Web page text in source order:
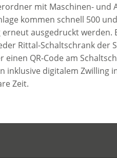
mit Maschinen-
kommen schnell 500
ausgedruckt werden.
Rittal-Schaltschrank der
einen QR-Code am
digitalem Zwilling
Zeit.